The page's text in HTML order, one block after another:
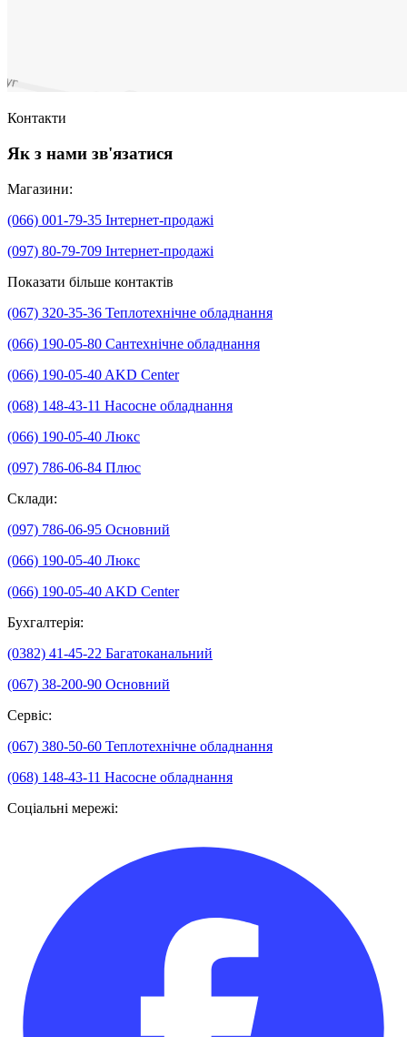
Контакти
Як з нами зв'язатися
Магазини:
(066) 001-79-35 Інтернет-продажі
(097) 80-79-709 Інтернет-продажі
Показати більше контактів
(067) 320-35-36 Теплотехнічне обладнання
(066) 190-05-80 Сантехнічне обладнання
(066) 190-05-40 AKD Center
(068) 148-43-11 Насосне обладнання
(066) 190-05-40 Люкс
(097) 786-06-84 Плюс
Склади:
(097) 786-06-95 Основний
(066) 190-05-40 Люкс
(066) 190-05-40 AKD Center
Бухгалтерія:
(0382) 41-45-22 Багатоканальний
(067) 38-200-90 Основний
Сервіс:
(067) 380-50-60 Теплотехнічне обладнання
(068) 148-43-11 Насосне обладнання
Соціальні мережі: